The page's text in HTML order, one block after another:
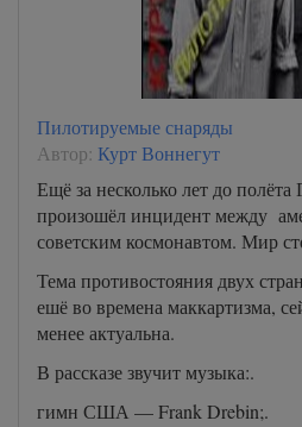
Пилотируемые снаряды
Автор: Курт Воннегут
Ещё за несколько лет до полёта
произошёл инцидент между
советским космонавтом. Мир
Тема противостояния двух
ешё во времена маккартизма,
менее актуальна.
В рассказе звучит музыка:.
гимн США — Frank Drebin;.